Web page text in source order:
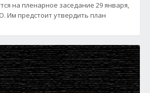
на пленарное заседание 29 января,
Им предстоит утвердить план